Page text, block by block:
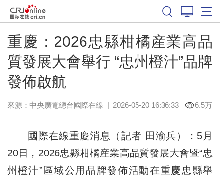
重慶：2026忠縣柑橘産業高品
質發展大會舉行 “忠州橙汁”品牌
發佈啟航
來源：中央廣電總台國際在線 | 2026-05-20 16:36:33 6.5万
國際在線重慶消息（記者 田渝兵）：5月
20日，2026忠縣柑橘産業高品質發展大會暨“忠
州橙汁”區域公用品牌發佈活動在重慶忠縣舉